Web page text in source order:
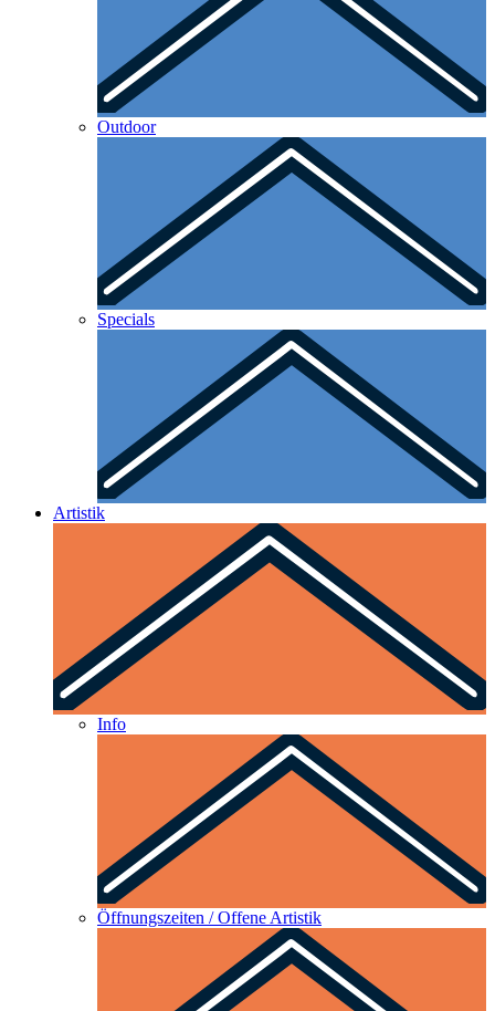
Outdoor
Specials
Artistik
Info
Öffnungszeiten / Offene Artistik